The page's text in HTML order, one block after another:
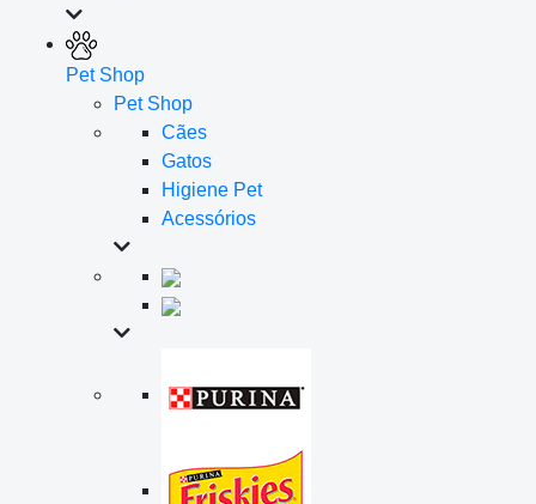
Pet Shop
Pet Shop
Cães
Gatos
Higiene Pet
Acessórios